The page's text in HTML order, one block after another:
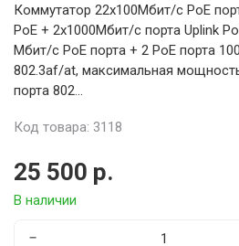
Коммутатор 22x100Мбит/с PoE
PoE + 2x1000Мбит/с порта Uplink
Мбит/с PoE порта + 2 PoE порта
802.3af/at, максимальная
порта 802...
Код товара: 3118
25 500 р.
В наличии
−